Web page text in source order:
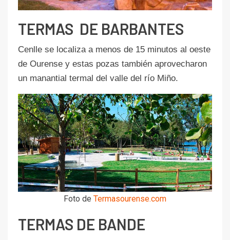
TERMAS DE BARBANTES
Cenlle se localiza a menos de 15 minutos al oeste
de Ourense y estas pozas también aprovecharon
un manantial termal del valle del río Miño.
Foto de Termasourense.com
TERMAS DE BANDE